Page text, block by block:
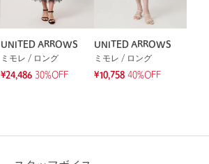
UNITED ARROWS
ミモレ / ロング
¥24,486 30%OFF
UNITED ARROWS
ミモレ / ロング
¥10,758 40%OFF